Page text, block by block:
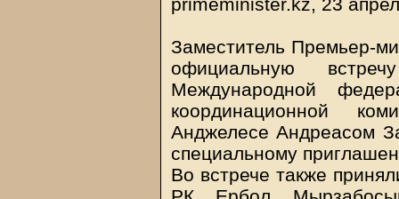
Заместитель Премьер-
официальную
Международной
координационной
Анджелесе Андреасом
специальному
Во встрече также